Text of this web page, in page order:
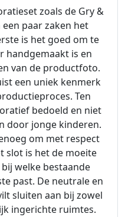
zoals de Gry &
paar zaken het
is het goed om te
handgemaakt is en
van de productfoto.
een uniek kenmerk
Ten
bedoeld en niet
door jonge kinderen.
om met respect
slot is het de moeite
welke bestaande
past. De neutrale en
sluiten aan bij zowel
ingerichte ruimtes.